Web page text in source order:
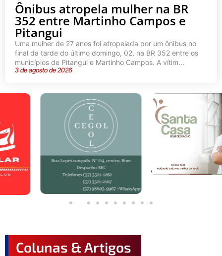
Ônibus atropela mulher na BR
352 entre Martinho Campos e
Pitangui
Uma mulher de 27 anos foi atropelada por um ônibus no
final da tarde do último domingo, 02, na BR 352 entre os
municípios de Pitangui e Martinho Campos. A vítim...
3 de agosto de 2026
Colunas & Artigos